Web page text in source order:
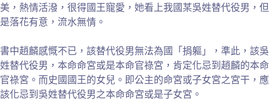
美，熱情活潑，很得國王寵愛，她看上我國某吳姓替代役男，但
是落花有意，流水無情。
書中趙麟感慨不已，該替代役男無法為國「捐軀」，準此，該吳
姓替代役男，本命命宮或是本命官祿宮，肯定化忌到趙麟的本命
官祿宮。而史國國王的女兒。即公主的命宮或子女宮之宮干，應
該化忌到吳姓替代役男之本命命宮或是子女宮。